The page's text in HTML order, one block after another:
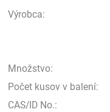
Výrobca:
Množstvo:
Počet kusov v balení:
CAS/ID No.: